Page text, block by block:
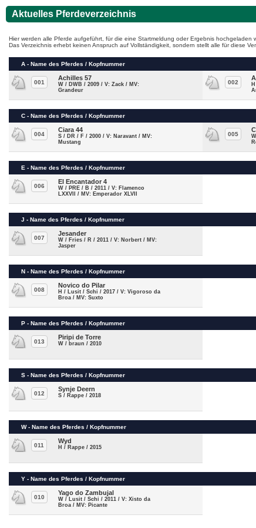
Aktuelles Pferdeverzeichnis
Hier werden alle Pferde aufgeführt, für die eine Startmeldung oder Ergebnis hochgeladen
Das Verzeichnis erhebt keinen Anspruch auf Vollständigkeit, sondern stellt alle für diese
A - Name des Pferdes / Kopfnummer
001
Achilles 57
W / DWB / 2009 / V: Zack / MV:
Grandeur
002
C - Name des Pferdes / Kopfnummer
004
Ciara 44
S / DR / F / 2000 / V: Naravant / MV:
Mustang
005
E - Name des Pferdes / Kopfnummer
006
El Encantador 4
W / PRE / B / 2011 / V: Flamenco
LXXVII / MV: Emperador XLVII
J - Name des Pferdes / Kopfnummer
007
Jesander
W / Fries / R / 2011 / V: Norbert / MV:
Jasper
N - Name des Pferdes / Kopfnummer
008
Novico do Pilar
H / Lusit / Schi / 2017 / V: Vigoroso da
Broa / MV: Suxto
P - Name des Pferdes / Kopfnummer
013
Piripi de Torre
W / braun / 2010
S - Name des Pferdes / Kopfnummer
012
Synje Deern
S / Rappe / 2018
W - Name des Pferdes / Kopfnummer
011
Wyd
H / Rappe / 2015
Y - Name des Pferdes / Kopfnummer
010
Yago do Zambujal
W / Lusit / Schi / 2011 / V: Xisto da
Broa / MV: Picante